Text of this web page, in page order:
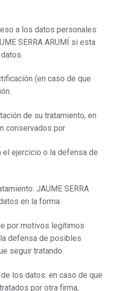
a los datos personales:
SERRA ARUMÍ si esta
(en caso de que
de su tratamiento, en
conservados por
el ejercicio o la defensa de
JAUME SERRA
en la forma
por motivos legítimos
defensa de posibles
seguir tratando.
los datos: en caso de que
por otra firma,